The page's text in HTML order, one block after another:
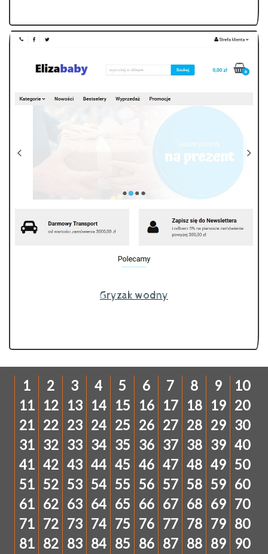
Gryzak wodny
1 2 3 4 5 6 7 8 9
10
11
12 13 14 15 16 17 18 19 20
21 22 23 24 25 26 27 28 29 30
31 32 33 34 35 36 37 38 39 40
41 42 43 44 45 46 47 48 49 50
51 52 53 54 55 56 57 58 59 60
61 62 63 64 65 66 67 68 69 70
71 72 73 74 75 76 77 78 79 80
81 82 83 84 85 86 87 88 89
90